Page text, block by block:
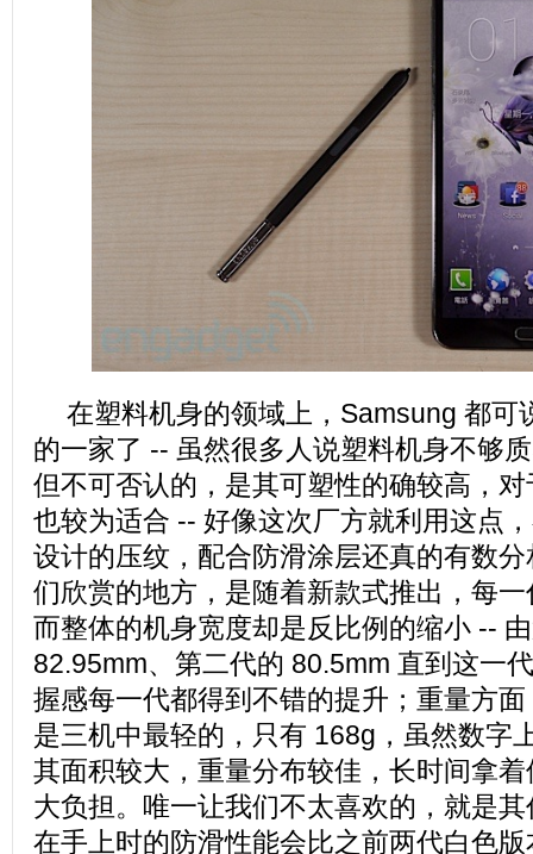
在塑料机身的领域上，Samsung 都可
的一家了 -- 虽然很多人说塑料机身不够
但不可否认的，是其可塑性的确较高，
也较为适合 -- 好像这次厂方就利用这点
设计的压纹，配合防滑涂层还真的有数
们欣赏的地方，是随着新款式推出，每
而整体的机身宽度却是反比例的缩小 --
82.95mm、第二代的 80.5mm 直到这一
握感每一代都得到不错的提升；重量方
是三机中最轻的，只有 168g，虽然数字
其面积较大，重量分布较佳，长时间拿
大负担。唯一让我们不太喜欢的，就是
在手上时的防滑性能会比之前两代白色